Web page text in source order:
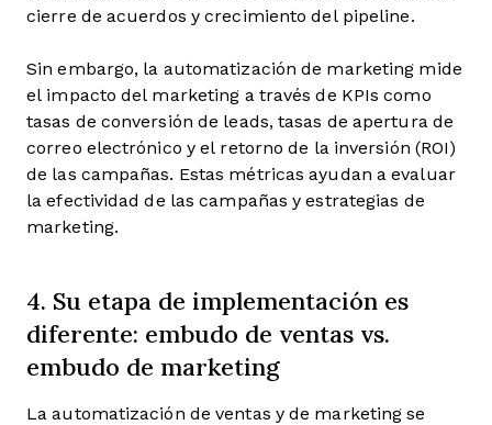
cierre de acuerdos y crecimiento del pipeline.
Sin embargo, la automatización de marketing mide
el impacto del marketing a través de KPIs como
tasas de conversión de leads, tasas de apertura de
correo electrónico y el retorno de la inversión (ROI)
de las campañas. Estas métricas ayudan a evaluar
la efectividad de las campañas y estrategias de
marketing.
4. Su etapa de implementación es
diferente: embudo de ventas vs.
embudo de marketing
La automatización de ventas y de marketing se